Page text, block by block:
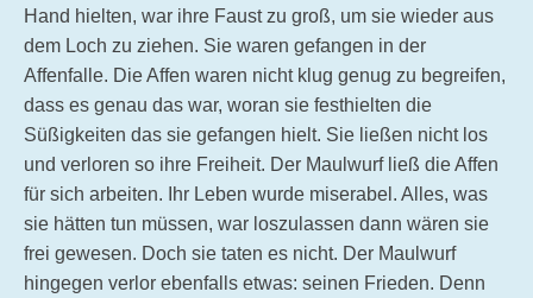
Hand hielten, war ihre Faust zu groß, um sie wieder aus
dem Loch zu ziehen. Sie waren gefangen in der
Affenfalle. Die Affen waren nicht klug genug zu begreifen,
dass es genau das war, woran sie festhielten die
Süßigkeiten das sie gefangen hielt. Sie ließen nicht los
und verloren so ihre Freiheit. Der Maulwurf ließ die Affen
für sich arbeiten. Ihr Leben wurde miserabel. Alles, was
sie hätten tun müssen, war loszulassen dann wären sie
frei gewesen. Doch sie taten es nicht. Der Maulwurf
hingegen verlor ebenfalls etwas: seinen Frieden. Denn